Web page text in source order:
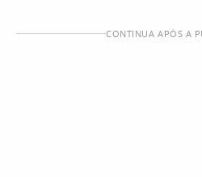
CONTINUA APÓS A